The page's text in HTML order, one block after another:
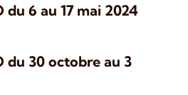
6 au 17 mai 2024
du 30 octobre au 3